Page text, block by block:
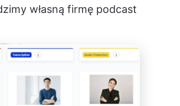
własną firmę podcast